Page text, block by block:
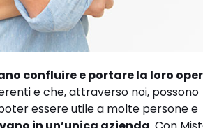
confluire e portare la loro
e che, attraverso noi, possono
essere utile a molte persone e